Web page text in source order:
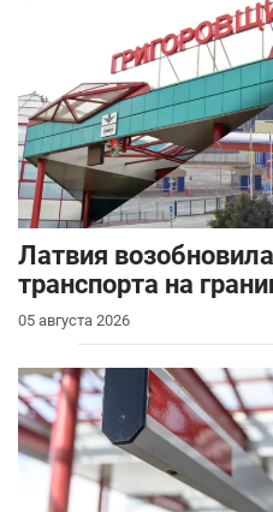
Латвия
транспорта на
05 августа 2026